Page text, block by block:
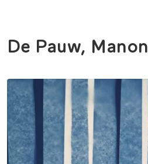
De Pauw, Manon